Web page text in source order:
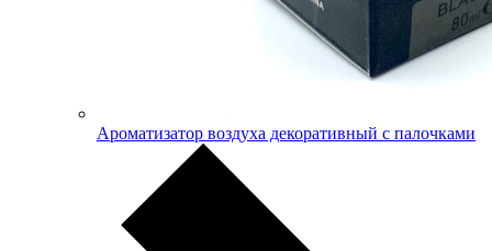
Ароматизатор воздуха декоративный с палочками